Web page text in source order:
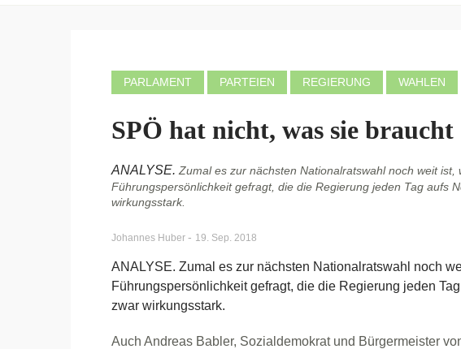
PARLAMENT PARTEIEN REGIERUNG WAHLEN
SPÖ hat nicht, was sie braucht
ANALYSE. Zumal es zur nächsten Nationalratswahl noch weit ist,
Führungspersönlichkeit gefragt, die die Regierung jeden Tag aufs
wirkungsstark.
Johannes Huber - 19. Sep. 2018
ANALYSE. Zumal es zur nächsten Nationalratswahl noch
Führungspersönlichkeit gefragt, die die Regierung jeden
zwar wirkungsstark.
Auch Andreas Babler, Sozialdemokrat und Bürgermeister